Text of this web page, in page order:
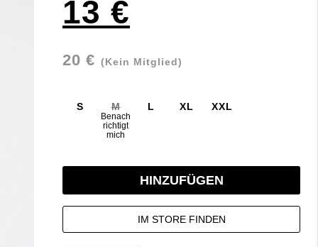
13 €
20 € (Kein Mitglied)
S M
Benach
richtigt
mich
L XL XXL
HINZUFÜGEN
IM STORE FINDEN